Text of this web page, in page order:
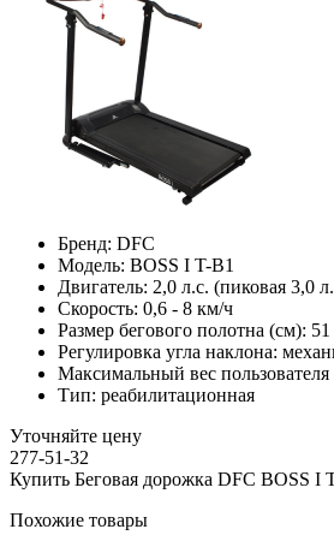
Бренд: DFC
Модель: BOSS I T-B1
Двигатель: 2,0 л.с. (пиковая 3,0
Скорость: 0,6 - 8 км/ч
Размер бегового полотна (см):
Регулировка угла наклона:
Максимальный вес пользователя
Тип: реабилитационная
Уточняйте цену
277-51-32
Купить Беговая дорожка DFC BOSS I
Похожие товары